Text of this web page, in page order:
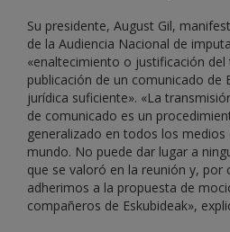
Su presidente, August Gil,
de la Audiencia Nacional de
«enaltecimiento o justificación
publicación de un comunicado de
jurídica suficiente». «La
de comunicado es un
generalizado en todos los
mundo. No puede dar lugar a
que se valoró en la reunión y, por
adherimos a la propuesta de
compañeros de Eskubideak»,